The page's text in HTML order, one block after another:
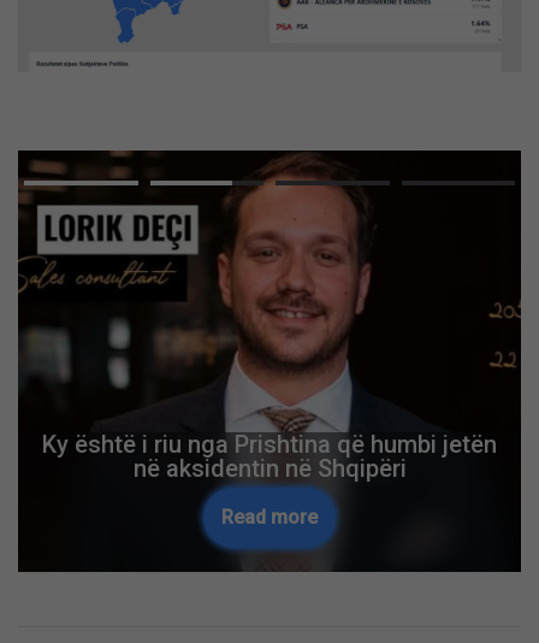
Ky është i riu nga Prishtina që humbi jetën
në aksidentin në Shqipëri
Read more